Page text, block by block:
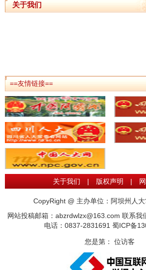
关于我们
==友情链接==
关于我们 | 版权声明 |
CopyRight @ 主办单位：阿坝州人
网站投稿邮箱：abzrdwlzx@163.com 联系我
电话：0837-2831691 蜀ICP备
您是第： 位访客